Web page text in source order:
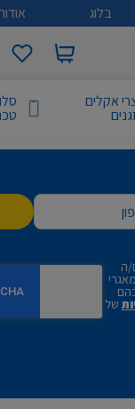
בלוג
אקלים
ה
של